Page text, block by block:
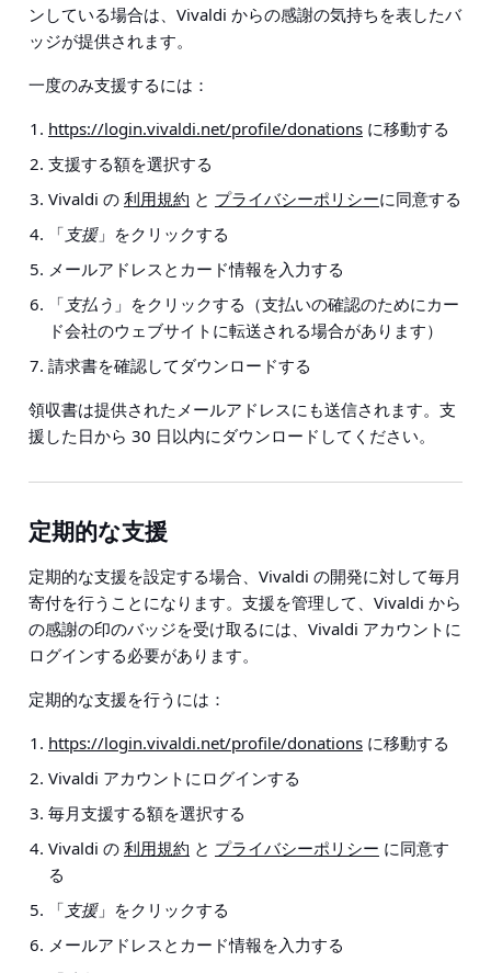
ンしている場合は、Vivaldi からの感謝の気持ちを表したバ
ッジが提供されます。
一度のみ支援するには：
https://login.vivaldi.net/profile/donations に移動する
支援する額を選択する
Vivaldi の 利用規約 と プライバシーポリシーに同意する
「 支援」をクリックする
メールアドレスとカード情報を入力する
「 支払う 」をクリックする（支払いの確認のためにカー
ド会社のウェブサイトに転送される場合があります）
請求書を確認してダウンロードする
領収書は提供されたメールアドレスにも送信されます。支
援した日から 30 日以内にダウンロードしてください。
定期的な支援
定期的な支援を設定する場合、Vivaldi の開発に対して毎月
寄付を行うことになります。支援を管理して、Vivaldi から
の感謝の印のバッジを受け取るには、Vivaldi アカウントに
ログインする必要があります。
定期的な支援を行うには：
https://login.vivaldi.net/profile/donations に移動する
Vivaldi アカウントにログインする
毎月支援する額を選択する
Vivaldi の 利用規約 と プライバシーポリシー に同意す
る
「 支援」をクリックする
メールアドレスとカード情報を入力する